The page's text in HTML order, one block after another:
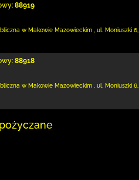
88919
w Makowie Mazowieckim ul. Moniuszki 6
88918
w Makowie Mazowieckim , ul. Moniuszki 6,